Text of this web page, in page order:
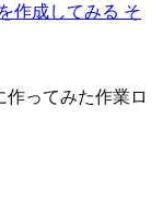
作成してみる そ
ってみた作業ロ